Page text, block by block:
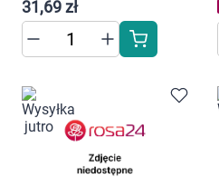
31,69 zł